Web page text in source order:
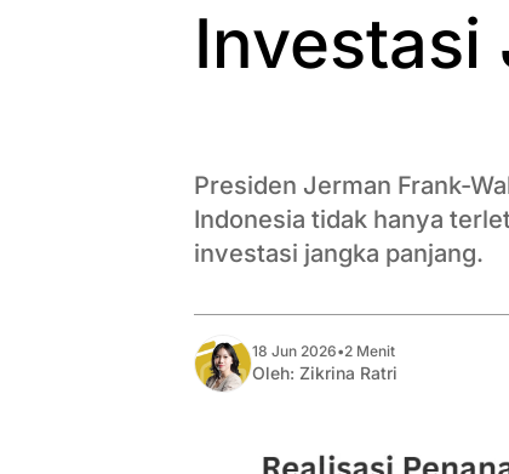
Investasi
Presiden Jerman Frank-
Indonesia tidak hanya
investasi jangka panjang.
18 Jun 2026•2 Menit
Oleh: Zikrina Ratri